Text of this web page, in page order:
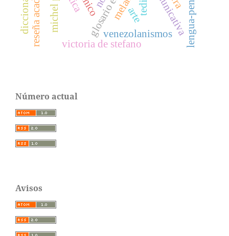
venezolanismos
victoria de stefano
arte
Número actual
Avisos